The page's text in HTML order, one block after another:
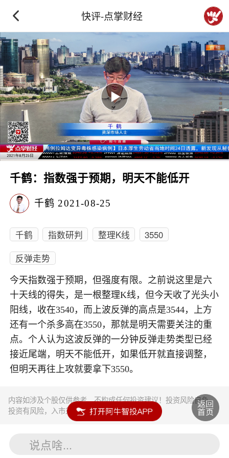
快评-点掌财经
千鹤：指数强于预期，明天不能低开
千鹤 2021-08-25
千鹤 指数研判 整理K线
3550
反弹走势
今天指数强于预期，但强度有限。之前说这里是六
十天线的得失，是一根整理K线，但今天收了光头小
阳线，收在3540，而上波反弹的高点是3544，上方
还有一个杀多高在3550，那就是明天需要关注的重
点。个人认为这波反弹的一分钟反弹走势类型已经
接近尾端，明天不能低开，如果低开就直接调整，
但明天再往上攻就要拿下3550。
内容如涉及个股仅供参考，不构成任何投资建议！投资风险自负。
投资有风险，入市须谨慎。
说点啥...